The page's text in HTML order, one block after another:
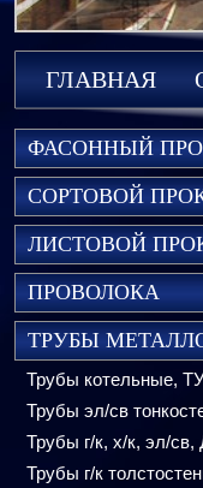
ГЛАВНАЯ
ФАСОННЫЙ
СОРТОВОЙ
ЛИСТОВОЙ
ПРОВОЛОКА
ТРУБЫ
Трубы котельные,
Трубы эл/св
Трубы г/к, х/к, эл/св,
Трубы г/к